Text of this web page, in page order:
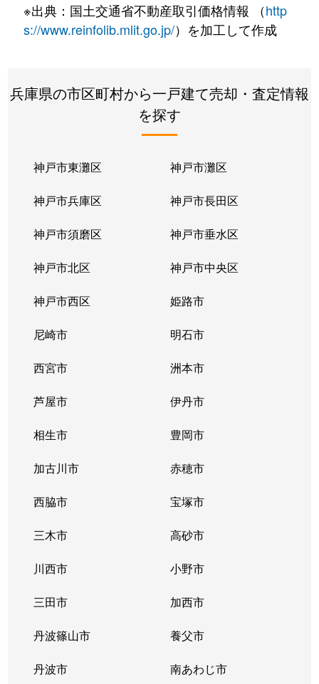
※出典：国土交通省不動産取引価格情報 （http
s://www.reinfolib.mlit.go.jp/）を加工して作成
兵庫県の市区町村から一戸建て売却・査定情報
を探す
神戸市東灘区 神戸市灘区
神戸市兵庫区 神戸市長田区
神戸市須磨区 神戸市垂水区
神戸市北区 神戸市中央区
神戸市西区 姫路市
尼崎市 明石市
西宮市 洲本市
芦屋市 伊丹市
相生市 豊岡市
加古川市 赤穂市
西脇市 宝塚市
三木市 高砂市
川西市 小野市
三田市 加西市
丹波篠山市 養父市
丹波市 南あわじ市